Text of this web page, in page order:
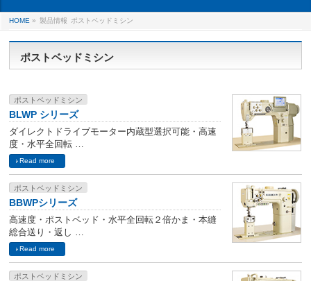
HOME » 製品情報 ポストベッドミシン
ポストベッドミシン
ポストベッドミシン
BLWP シリーズ
ダイレクトドライブモーター内蔵型選択可能・高速
度・水平全回転 …
Read more
ポストベッドミシン
BBWPシリーズ
高速度・ポストベッド・水平全回転２倍かま・本縫
総合送り・返し …
Read more
ポストベッドミシン